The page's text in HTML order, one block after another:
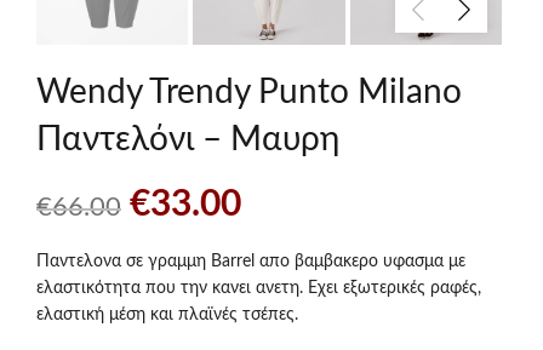
Wendy Trendy Punto Milano
Παντελόνι – Μαυρη
€66.00 Original
price
was:
€33.00Η
τρέχουσα
τιμή
Παντελονα σε γραμμη Barrel απο βαμβακερο υφασμα με
ελαστικότητα που την κανει ανετη. Εχει εξωτερικές ραφές,
ελαστική μέση και πλαϊνές τσέπες.